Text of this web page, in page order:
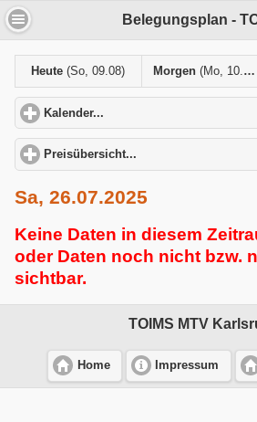
Heute(So, 09.08) Morgen(Mo, 10.08)
Kalender...
Preisübersicht...
Sa, 26.07.2025
Keine Daten in diesem
oder Daten noch nicht bzw.
sichtbar.
TOIMS MTV
Home Impressum